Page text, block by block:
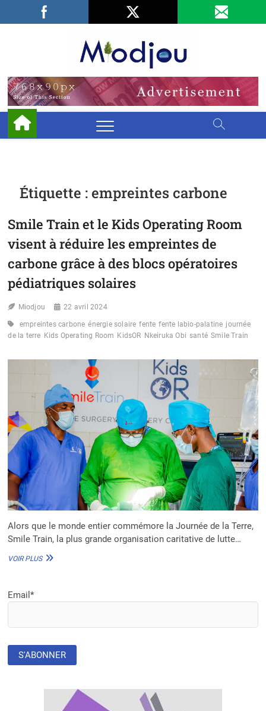
Facebook
LinkedIn
Étiquette :empreintes carbone
Smile Train et le Kids Operating Room
visent à réduire les empreintes de
carbone grâce à des blocs opératoires
pédiatriques solaires
Miodjou 22 avril 2024
empreintes carbone énergie solaire fente fente labio-palatine journée
de la terre Kids Operating Room KidsOR Nkeiruka Obi santé Smile Train
Alors que le monde entier commémore la Journée de la Terre,
Smile Train, la plus grande organisation caritative de lutte…
VOIR PLUSSMILE
RÉDUIRE
CARBONE
GRÂCE
Email*